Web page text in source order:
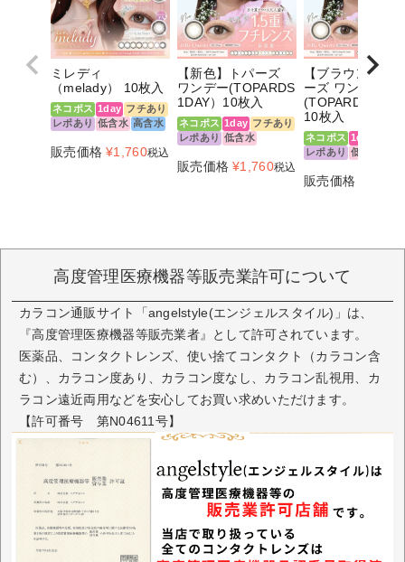
ミレディ
（melady） 10枚入
ネコポス 1day フチあり
レポあり 低含水 高含水
販売価格 ¥1,760税込
【新色】トパーズ
ワンデー(TOPARDS
1DAY）10枚入
ネコポス 1day フチあり
レポあり 低含水
販売価格 ¥1,760税込
【ブラウン系】
ーズ ワンデー
(TOPARDS
10枚入
ネコポス 1day
レポあり 低含水
販売価格
高度管理医療機器等販売業許可について
カラコン通販サイト「angelstyle(エンジェルスタイル)」は、
『高度管理医療機器等販売業者』として許可されています。
医薬品、コンタクトレンズ、使い捨てコンタクト（カラコン含
む）、カラコン度あり、カラコン度なし、カラコン乱視用、カ
ラコン遠近両用などを安心してお買い求めいただけます。
【許可番号 第N04611号】